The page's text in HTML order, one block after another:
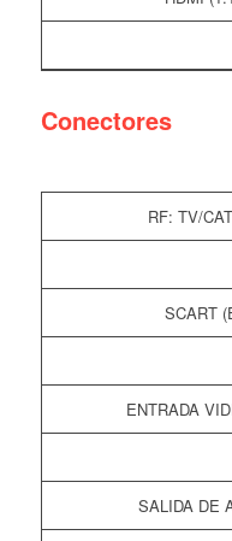
Conectores
RF: TV/
SCART
ENTRADA
SALIDA DE